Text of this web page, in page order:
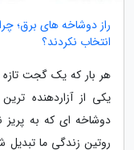
راز دوشاخه های برق؛
انتخاب نکردند؟
هر بار که یک گجت
یکی از آزاردهنده
دوشاخه ای که به پریز